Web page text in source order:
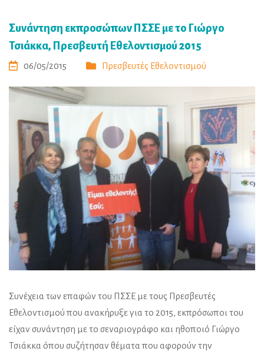
Συνάντηση εκπροσώπων ΠΣΣΕ με το Γιώργο
Τσιάκκα, Πρεσβευτή Εθελοντισμού 2015
06/05/2015 Πρεσβευτές Εθελοντισμού
Συνέχεια των επαφών του ΠΣΣΕ με τους Πρεσβευτές
Εθελοντισμού που ανακήρυξε για το 2015, εκπρόσωποι του
είχαν συνάντηση με το σεναριογράφο και ηθοποιό Γιώργο
Τσιάκκα όπου συζήτησαν θέματα που αφορούν την